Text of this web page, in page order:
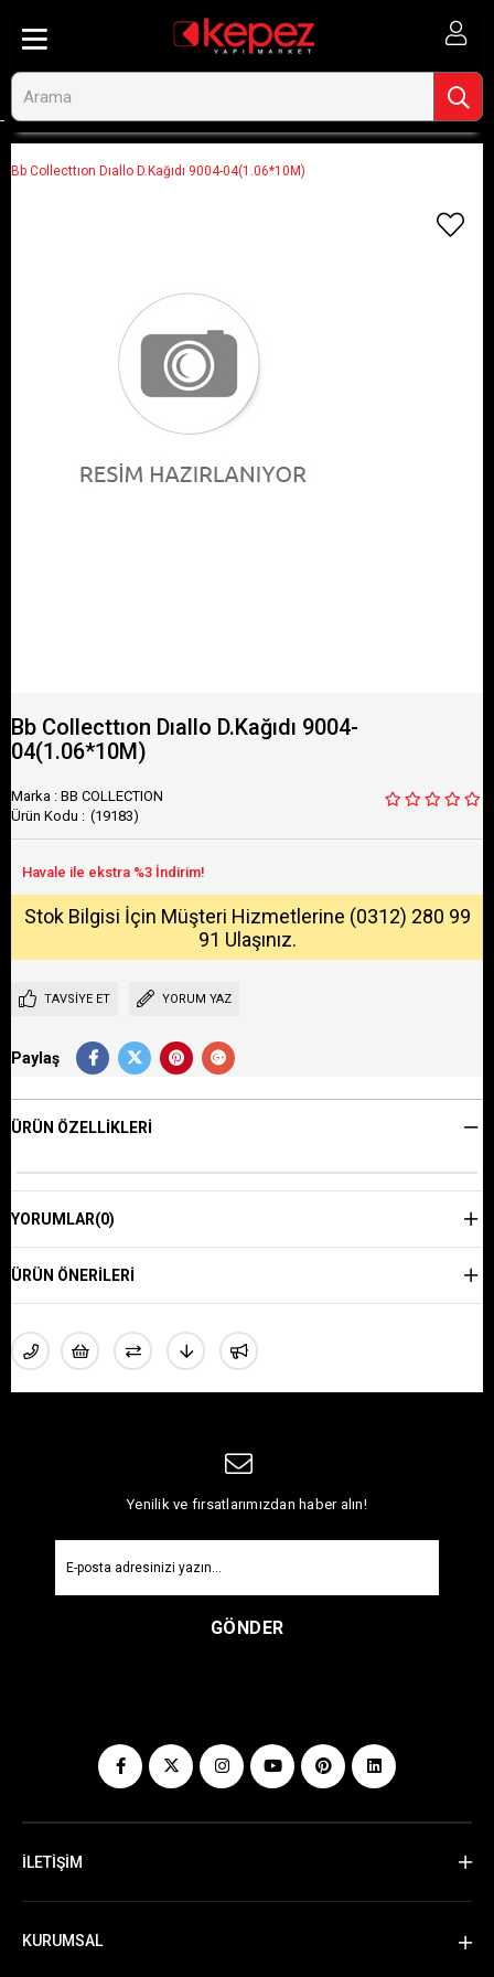
Bb Collecttıon Dıallo D.Kağıdı 9004-04(1.06*10M)
Bb Collecttıon Dıallo D.Kağıdı 9004-
04(1.06*10M)
Marka : BB COLLECTION
(19183)
Stok Bilgisi İçin Müşteri Hizmetlerine (0312) 280 99
91 Ulaşınız.
TAVSIYE ET YORUM YAZ
Paylaş
ÜRÜN ÖZELLIKLERI
YORUMLAR(0)
ÜRÜN ÖNERILERI
Yenilik ve fırsatlarımızdan haber alın!
GÖNDER
İLETİŞİM
KURUMSAL